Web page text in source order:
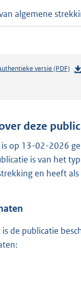
algemene
versie (PDF)b
n
s
r
o
:
deze
is op 13-02-2026
is van het
en heeft
de publicatie